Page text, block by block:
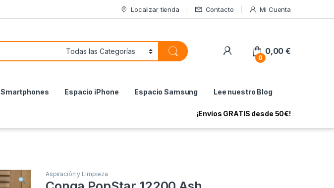
Localizar tienda Contacto Mi Cuenta
My Account
0
0,00€
Smartphones Espacio iPhone Espacio Samsung Lee nuestro Blog
¡Envíos GRATIS desde 50€!
Aspiración y Limpieza